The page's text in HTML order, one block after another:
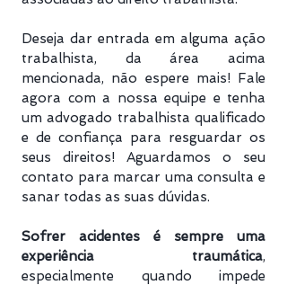
Deseja dar entrada em alguma ação
trabalhista, da área acima
mencionada, não espere mais! Fale
agora com a nossa equipe e tenha
um advogado trabalhista qualificado
e de confiança para resguardar os
seus direitos! Aguardamos o seu
contato para marcar uma consulta e
sanar todas as suas dúvidas.
Sofrer acidentes é sempre uma
experiência traumática,
especialmente quando impede